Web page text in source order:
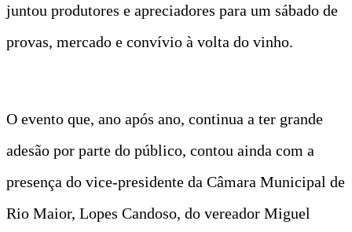
juntou produtores e apreciadores para um sábado de
provas, mercado e convívio à volta do vinho.
O evento que, ano após ano, continua a ter grande
adesão por parte do público, contou ainda com a
presença do vice-presidente da Câmara Municipal de
Rio Maior, Lopes Candoso, do vereador Miguel